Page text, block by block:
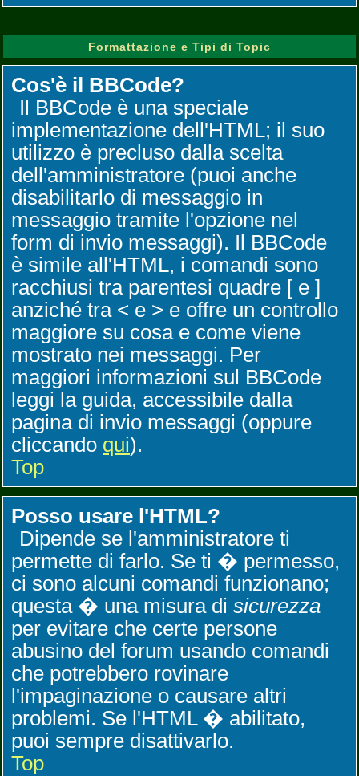
Formattazione e Tipi di Topic
Cos'è il BBCode?
Il BBCode è una speciale
implementazione dell'HTML; il suo
utilizzo è precluso dalla scelta
dell'amministratore (puoi anche
disabilitarlo di messaggio in
messaggio tramite l'opzione nel
form di invio messaggi). Il BBCode
è simile all'HTML, i comandi sono
racchiusi tra parentesi quadre [ e ]
anziché tra < e > e offre un controllo
maggiore su cosa e come viene
mostrato nei messaggi. Per
maggiori informazioni sul BBCode
leggi la guida, accessibile dalla
pagina di invio messaggi (oppure
cliccando qui).
Top
Posso usare l'HTML?
Dipende se l'amministratore ti
permette di farlo. Se ti � permesso,
ci sono alcuni comandi funzionano;
questa � una misura di sicurezza
per evitare che certe persone
abusino del forum usando comandi
che potrebbero rovinare
l'impaginazione o causare altri
problemi. Se l'HTML � abilitato,
puoi sempre disattivarlo.
Top